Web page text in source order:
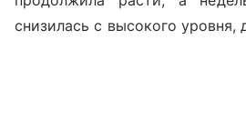
снизилась с высокого уровня,